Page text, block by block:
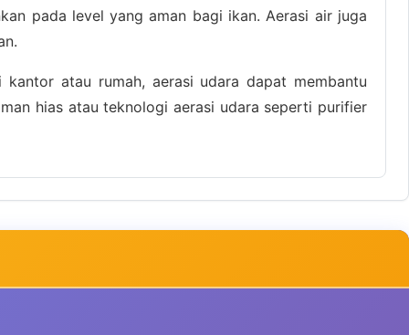
pada level yang aman bagi ikan. Aerasi air juga
atau rumah, aerasi udara dapat membantu
hias atau teknologi aerasi udara seperti purifier